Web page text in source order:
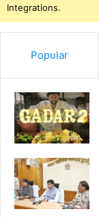
Integrations.
Popular